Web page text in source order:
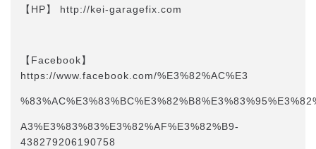
【HP】 http://kei-garagefix.com​​
【Facebook】
https://www.facebook.com/%E3%82%AC%E3
A3%E3%83%83%E3%82%AF%E3%82%B9-
438279206190758